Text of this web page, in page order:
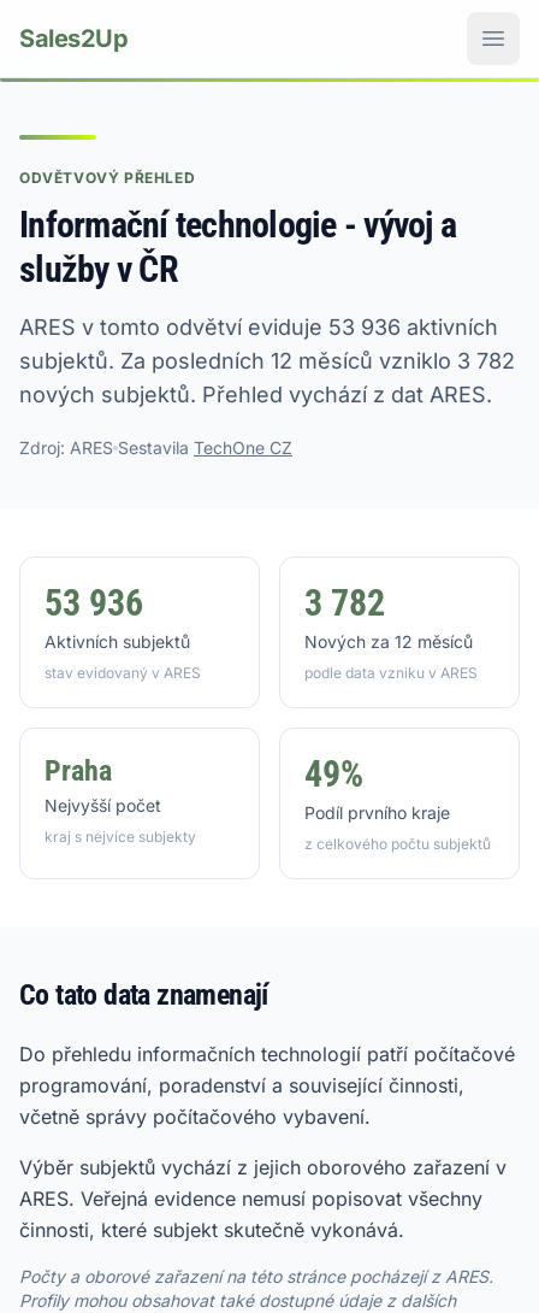
Sales2Up
ODVĚTVOVÝ PŘEHLED
Informační technologie - vývoj a
služby v ČR
ARES v tomto odvětví eviduje 53 936 aktivních
subjektů. Za posledních 12 měsíců vzniklo 3 782
nových subjektů. Přehled vychází z dat ARES.
Zdroj: ARES Sestavila TechOne CZ
53 936
Aktivních subjektů
stav evidovaný v ARES
3 782
Nových za 12 měsíců
podle data vzniku v ARES
Praha
Nejvyšší počet
kraj s nejvíce subjekty
49%
Podíl prvního kraje
z celkového počtu subjektů
Co tato data znamenají
Do přehledu informačních technologií patří počítačové
programování, poradenství a související činnosti,
včetně správy počítačového vybavení.
Výběr subjektů vychází z jejich oborového zařazení v
ARES. Veřejná evidence nemusí popisovat všechny
činnosti, které subjekt skutečně vykonává.
Počty a oborové zařazení na této stránce pocházejí z ARES.
Profily mohou obsahovat také dostupné údaje z dalších